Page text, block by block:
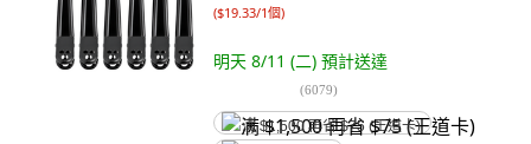
($19.33/1個)
明天 8/11 (二) 預計送達
(6079)
满 $1,500 再省 $75 (王道卡)